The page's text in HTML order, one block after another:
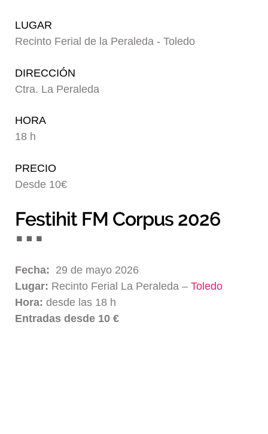
LUGAR
Recinto Ferial de la Peraleda - Toledo
DIRECCIÓN
Ctra. La Peraleda
HORA
18 h
PRECIO
Desde 10€
Festihit FM Corpus 2026
Fecha: 29 de mayo 2026
Lugar: Recinto Ferial La Peraleda –Toledo
Hora: desde las 18 h
Entradas desde 10 €